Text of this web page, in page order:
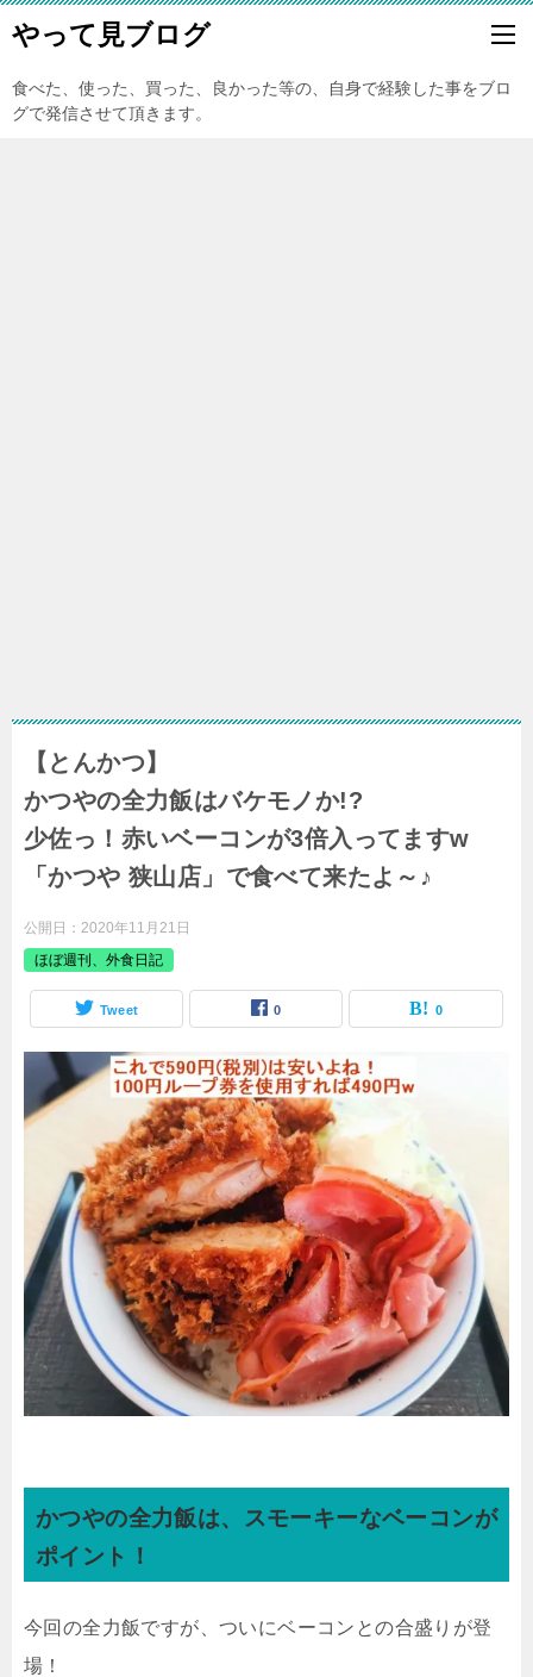
やって見ブログ
食べた、使った、買った、良かった等の、自身で経験した事をブロ
グで発信させて頂きます。
【とんかつ】
かつやの全力飯はバケモノか!?
少佐っ！赤いベーコンが3倍入ってますw
「かつや 狭山店」で食べて来たよ～♪
公開日： 2020年11月21日
ほぼ週刊、外食日記
Tweet 0 0
かつやの全力飯は、スモーキーなベーコンが
ポイント！
今回の全力飯ですが、ついにベーコンとの合盛りが登
場！